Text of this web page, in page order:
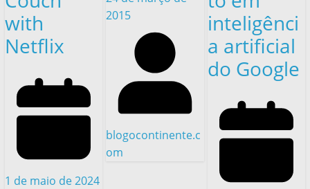
with
Netflix
1 de maio de 2024
2015
blogocontinente.c
om
inteligênci
a artificial
do Google